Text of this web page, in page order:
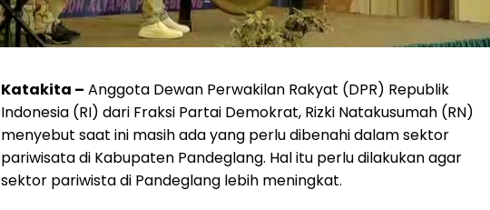
Katakita – Anggota Dewan Perwakilan Rakyat (DPR) Republik
Indonesia (RI) dari Fraksi Partai Demokrat, Rizki Natakusumah (RN)
menyebut saat ini masih ada yang perlu dibenahi dalam sektor
pariwisata di Kabupaten Pandeglang. Hal itu perlu dilakukan agar
sektor pariwista di Pandeglang lebih meningkat.